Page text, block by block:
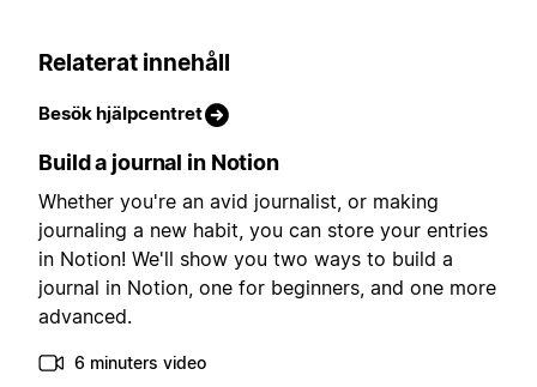
Relaterat innehåll
Besök hjälpcentret
Build a journal in Notion
Whether you're an avid journalist, or making
journaling a new habit, you can store your entries
in Notion! We'll show you two ways to build a
journal in Notion, one for beginners, and one more
advanced.
6 minuters video